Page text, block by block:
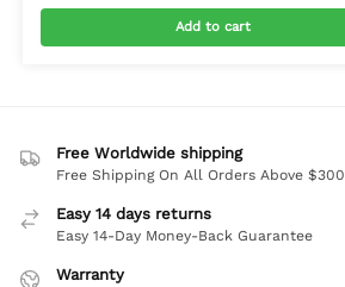
Add to cart
Free Worldwide shipping
Free Shipping On All Orders Above $300
Easy 14 days returns
Easy 14-Day Money-Back Guarantee
Warranty